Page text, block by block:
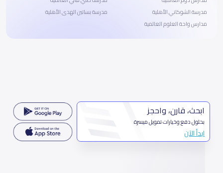
مدرسة الشوكاني الأهلية
مدارس واحة العلوم العالمية
مدرسة بساتين الهدى الأهلية
ابحث، قارن، واحجز
بحلول دفع وخيارات تمويل ميسرة
ابدأ الآن